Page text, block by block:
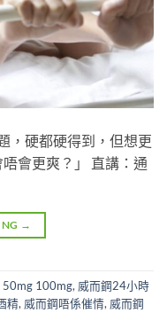
，硬都硬得到，但想更
會更爽？」 直講：通
→
50mg 100mg, 威而鋼24小時
精, 威而鋼唔係催情, 威而鋼